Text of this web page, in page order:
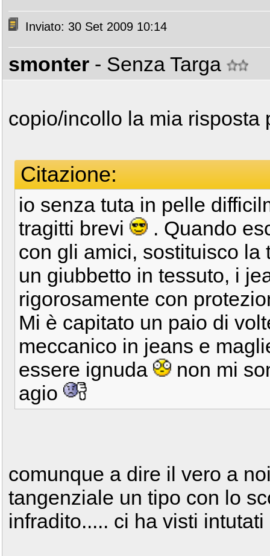
Inviato: 30 Set 2009 10:14
smonter - Senza Targa
copio/incollo la mia
Citazione:
io senza tuta in pelle
tragitti brevi
. Quando
con gli amici, sostituisco
un giubbetto in tessuto, i
rigorosamente con
Mi è capitato un paio di
meccanico in jeans e
essere ignuda
non mi
agio
comunque a dire il vero a
tangenziale un tipo con lo
infradito..... ci ha visti